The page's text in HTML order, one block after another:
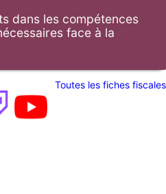
dans les compétences
face à la
Toutes les fiches fiscales